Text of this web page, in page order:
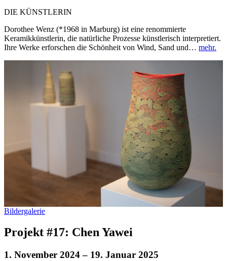
DIE KÜNSTLERIN
Dorothee Wenz (*1968 in Marburg) ist eine renommierte
Keramikkünstlerin, die natürliche Prozesse künstlerisch interpretiert.
Ihre Werke erforschen die Schönheit von Wind, Sand und… mehr.
Bildergalerie
Projekt #17: Chen Yawei
1. November 2024– 19. Januar 2025